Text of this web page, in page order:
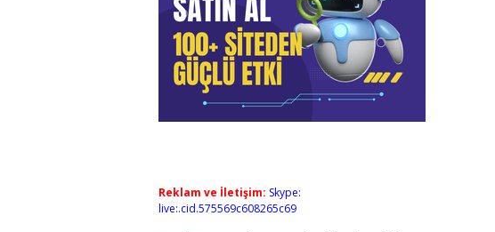
Reklam ve İletişim: Skype:
live:.cid.575569c608265c69